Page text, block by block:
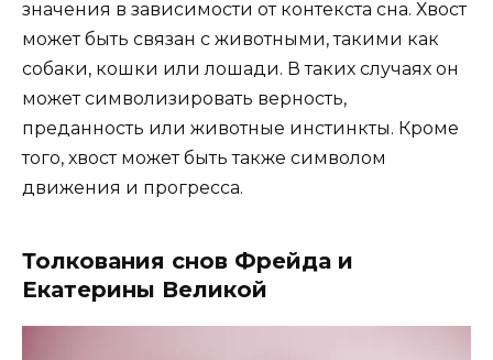
значения в зависимости от контекста сна. Хвост
может быть связан с животными, такими как
собаки, кошки или лошади. В таких случаях он
может символизировать верность,
преданность или животные инстинкты. Кроме
того, хвост может быть также символом
движения и прогресса.
Толкования снов Фрейда и
Екатерины Великой